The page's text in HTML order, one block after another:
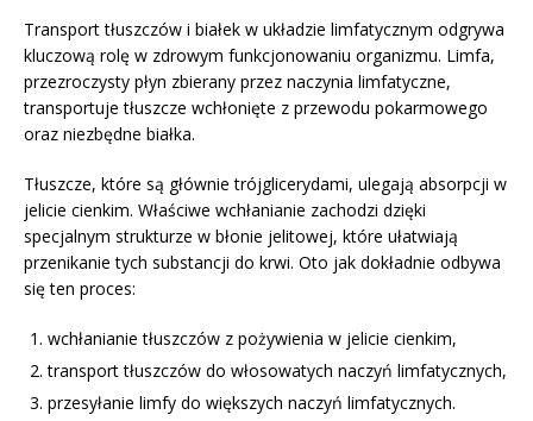
Transport tłuszczów i białek w układzie limfatycznym odgrywa
kluczową rolę w zdrowym funkcjonowaniu organizmu. Limfa,
przezroczysty płyn zbierany przez naczynia limfatyczne,
transportuje tłuszcze wchłonięte z przewodu pokarmowego
oraz niezbędne białka.
Tłuszcze, które są głównie trójglicerydami, ulegają absorpcji w
jelicie cienkim. Właściwe wchłanianie zachodzi dzięki
specjalnym strukturze w błonie jelitowej, które ułatwiają
przenikanie tych substancji do krwi. Oto jak dokładnie odbywa
się ten proces:
wchłanianie tłuszczów z pożywienia w jelicie cienkim,
transport tłuszczów do włosowatych naczyń limfatycznych,
przesyłanie limfy do większych naczyń limfatycznych.